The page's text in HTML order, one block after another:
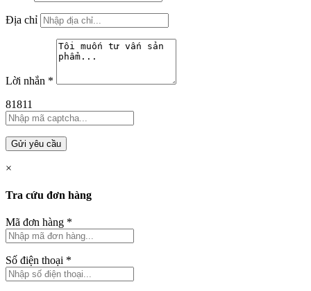
Địa chỉ
Lời nhắn *
81811
Gửi yêu cầu
×
Tra cứu đơn hàng
Mã đơn hàng *
Số điện thoại *